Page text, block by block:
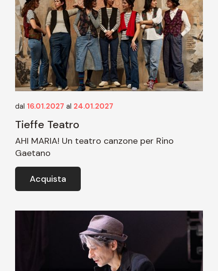
dal 16.01.2027 al 24.01.2027
Tieffe Teatro
AHI MARIA! Un teatro canzone per Rino
Gaetano
Acquista